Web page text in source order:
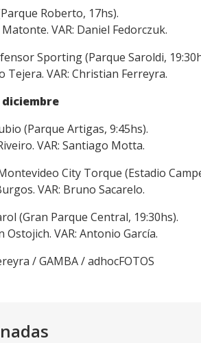
Roberto, 17hs).
VAR: Daniel Fedorczuk.
Sporting (Parque Saroldi,
Tejera. VAR: Christian Ferreyra.
diciembre
(Parque Artigas, 9:45hs).
VAR: Santiago Motta.
City Torque (Estadio
VAR: Bruno Sacarelo.
(Gran Parque Central, 19:30hs).
VAR: Antonio García.
/ GAMBA / adhocFOTOS